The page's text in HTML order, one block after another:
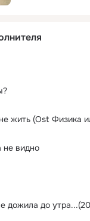
жить (Ost Физика
не видно
дожила до